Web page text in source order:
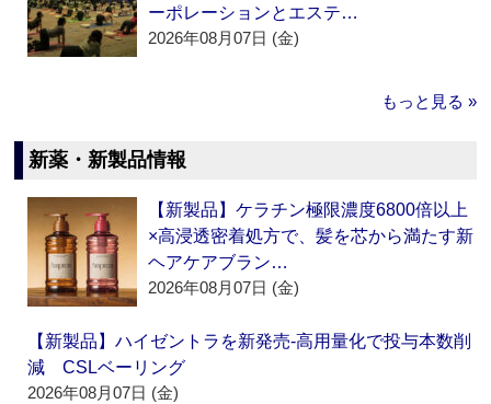
ーポレーションとエステ…
2026年08月07日 (金)
もっと見る »
新薬・新製品情報
【新製品】ケラチン極限濃度6800倍以上
×高浸透密着処方で、髪を芯から満たす新
ヘアケアブラン…
2026年08月07日 (金)
【新製品】ハイゼントラを新発売‐高用量化で投与本数削
減 CSLベーリング
2026年08月07日 (金)